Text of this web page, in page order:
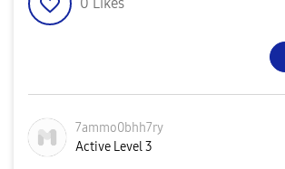
7ammo0bhh7ry
Active Level 3